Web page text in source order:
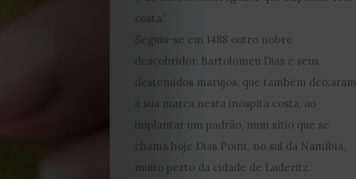
EDIÇÃO
DE
JULHO
2026
2025
costa.”
Seguiu-se em 1488 outro nobre
descobridor, Bartolomeu Dias e seus
destemidos marujos, que também deixaram
a sua marca nesta inóspita costa, ao
implantar um padrão, num sítio que se
chama hoje Dias Point, no sul da Namíbia,
muito perto da cidade de Luderitz.